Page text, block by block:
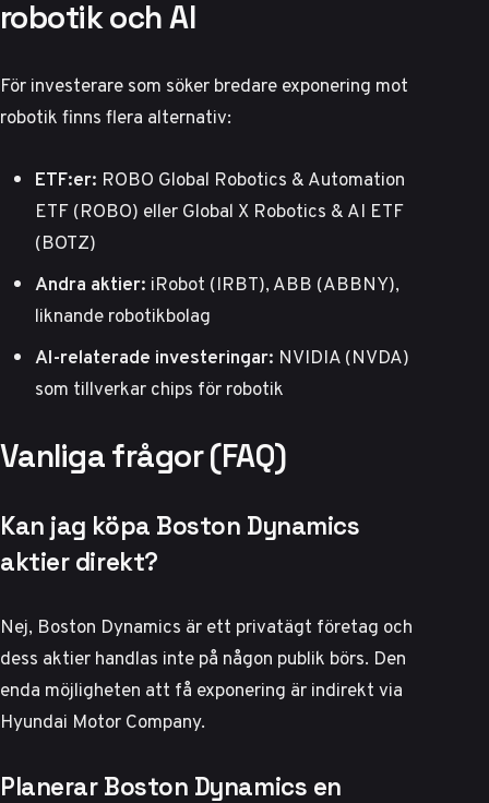
robotik och AI
För investerare som söker bredare exponering mot
robotik finns flera alternativ:
ETF:er: ROBO Global Robotics & Automation
ETF (ROBO) eller Global X Robotics & AI ETF
(BOTZ)
Andra aktier: iRobot (IRBT), ABB (ABBNY),
liknande robotikbolag
AI-relaterade investeringar: NVIDIA (NVDA)
som tillverkar chips för robotik
Vanliga frågor (FAQ)
Kan jag köpa Boston Dynamics
aktier direkt?
Nej, Boston Dynamics är ett privatägt företag och
dess aktier handlas inte på någon publik börs. Den
enda möjligheten att få exponering är indirekt via
Hyundai Motor Company.
Planerar Boston Dynamics en